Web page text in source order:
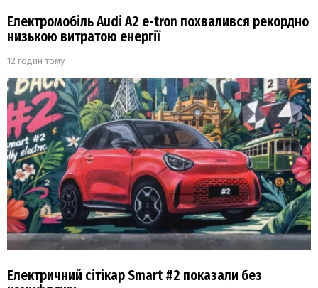
Електромобіль Audi A2 e-tron похвалився рекордно
низькою витратою енергії
12 годин тому
Електричний сітікар Smart #2 показали без